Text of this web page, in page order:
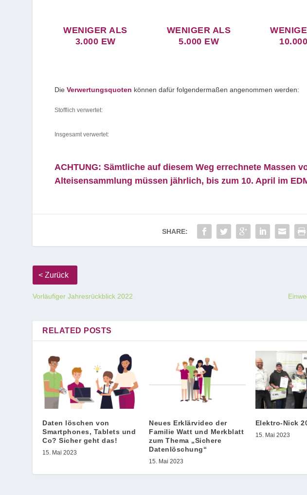
WENIGER ALS
3.000 EW
WENIGER ALS
5.000 EW
Die Verwertungsquoten können dafür folgendermaßen angenommen werden:
Stofflich verwertet:
Insgesamt verwertet:
ACHTUNG: Sämtliche auf diesem Weg errechnete Massen
Alteisensammlung müssen jährlich, bis zum 10. April im
SHARE:
Vorläufiger Jahresrückblick 2022
RELATED POSTS
Daten löschen von
Smartphones, Tablets und
Co? Sicher geht das!
15. Mai 2023
Neues Erklärvideo der
Familie Watt und Merkblatt
zum Thema „Sichere
Datenlöschung“
15. Mai 2023
Elektro-Nick
15. Mai 2023